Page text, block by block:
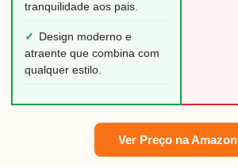
tranquilidade aos pais.
✓
Design moderno e
atraente que combina com
qualquer estilo.
Ver Preço na Amazon